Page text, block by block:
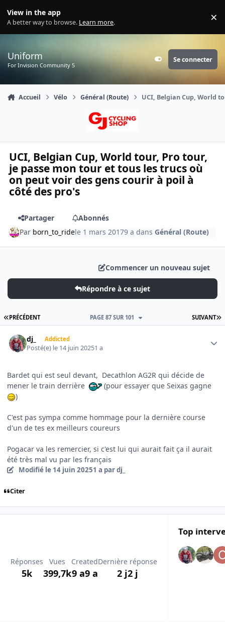
View in the app
A better way to browse. Learn more. ×
Uniform
For Invision Community 5 Customizer
Se connecter
Accueil Vélo Général (Route) UCI, Belgian Cup, World
UCI, Belgian Cup, World tour, Pro tour,
je passe mon tour et tous les trucs où
on peut voir des gens courir à poil à
côté des pro's
Partager
Abonnés
Par born_to_ridele 1 mars 20179 a dans Général (Route)
Commencer un nouveau sujet
Répondre à ce sujet
PREMIÈRE PAGE
PRÉCÉDENT SUIVANT
PAGE 87 SUR 101
dj_ Addicted
Posté(e) le 14 juin 20251 a
Bardet qui est seul devant, Decathlon AG2R qui décide de
mener le train derrière
(pour essayer que Seixas gagne
)
C'est pas sympa comme hommage pour la dernière course
d'un de tes ex meilleurs coureurs
Pogacar va les remercier, si c'est lui qui aurait fait ça il aurait
été très mal vu par les français
Modifié le 14 juin 20251 a par dj_
Citer
Réponses
5k
Vues
399,7k
Created
9 a9 a
Dernière réponse
2 j2 j
Top